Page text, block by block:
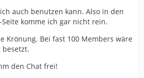
auch benutzen kann. Also in den
komme ich gar nicht rein.
Krönung. Bei fast 100 Members wäre
den Chat frei!